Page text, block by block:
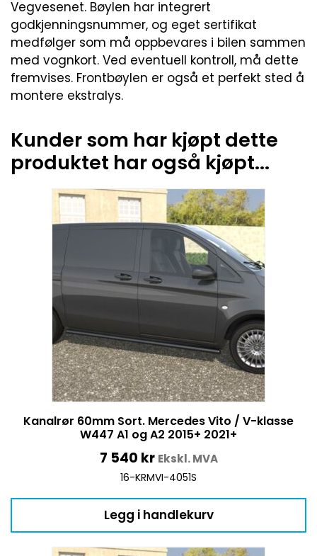
Vegvesenet. Bøylen har integrert
godkjenningsnummer, og eget sertifikat
medfølger som må oppbevares i bilen sammen
med vognkort. Ved eventuell kontroll, må dette
fremvises. Frontbøylen er også et perfekt sted å
montere ekstralys.
Kunder som har kjøpt dette
produktet har også kjøpt...
Kanalrør 60mm Sort. Mercedes Vito / V-klasse
W447 A1 og A2 2015+ 2021+
7 540 kr Ekskl. MVA
16-KRMVI-4051S
Legg i handlekurv